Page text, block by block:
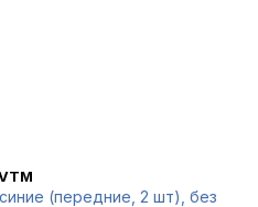
(передние, 2 шт), без